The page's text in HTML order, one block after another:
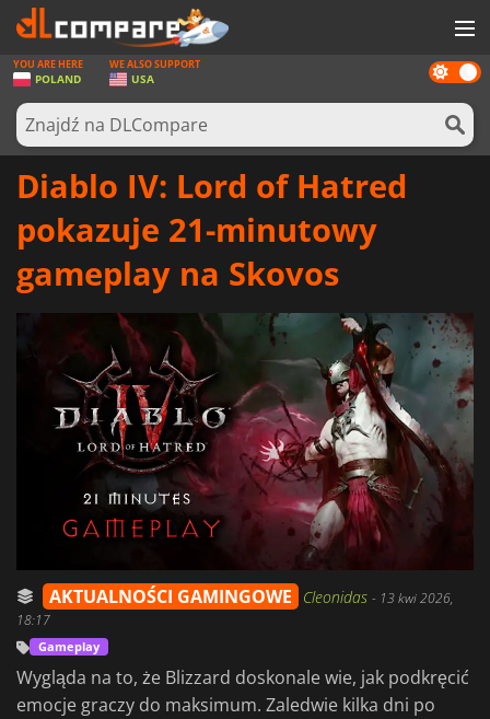
GRY
KARTY DO GIER
OPROGRAMOWANIE
SPRZĘT KOMPUTEROWY
AKTUALNOŚCI
ZALOGUJ SIĘ LUB ZAREJESTRUJ
Dark
mode
YOU ARE HERE
POLAND
WE ALSO SUPPORT
USA
Diablo IV: Lord of Hatred
pokazuje 21-minutowy
gameplay na Skovos
AKTUALNOŚCI GAMINGOWE Cleonidas - 13 kwi 2026,
18:17
Gameplay
Wygląda na to, że Blizzard doskonale wie, jak podkręcić
emocje graczy do maksimum. Zaledwie kilka dni po